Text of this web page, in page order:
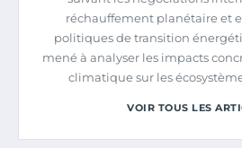
réchauffement planétaire et
politiques de transition
mené à analyser les impacts
climatique sur les
VOIR TOUS LES